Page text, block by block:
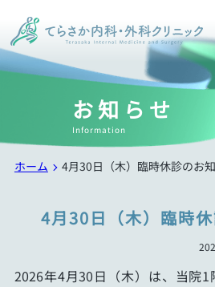
お知らせ
Information
ホーム 4月30日（木）臨時休診のお
4月30日（木）臨時
2026年4月30日（木）は、当院